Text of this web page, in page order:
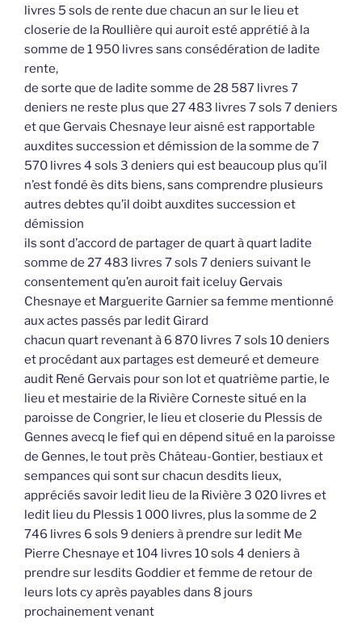
livres 5 sols de rente due chacun an sur le lieu et
closerie de la Roullière qui auroit esté apprétié à la
somme de 1 950 livres sans consédération de ladite
rente,
de sorte que de ladite somme de 28 587 livres 7
deniers ne reste plus que 27 483 livres 7 sols 7 deniers
et que Gervais Chesnaye leur aisné est rapportable
auxdites succession et démission de la somme de 7
570 livres 4 sols 3 deniers qui est beaucoup plus qu’il
n’est fondé ès dits biens, sans comprendre plusieurs
autres debtes qu’il doibt auxdites succession et
démission
ils sont d’accord de partager de quart à quart ladite
somme de 27 483 livres 7 sols 7 deniers suivant le
consentement qu’en auroit fait iceluy Gervais
Chesnaye et Marguerite Garnier sa femme mentionné
aux actes passés par ledit Girard
chacun quart revenant à 6 870 livres 7 sols 10 deniers
et procédant aux partages est demeuré et demeure
audit René Gervais pour son lot et quatrième partie, le
lieu et mestairie de la Rivière Corneste situé en la
paroisse de Congrier, le lieu et closerie du Plessis de
Gennes avecq le fief qui en dépend situé en la paroisse
de Gennes, le tout près Château-Gontier, bestiaux et
sempances qui sont sur chacun desdits lieux,
appréciés savoir ledit lieu de la Rivière 3 020 livres et
ledit lieu du Plessis 1 000 livres, plus la somme de 2
746 livres 6 sols 9 deniers à prendre sur ledit Me
Pierre Chesnaye et 104 livres 10 sols 4 deniers à
prendre sur lesdits Goddier et femme de retour de
leurs lots cy après payables dans 8 jours
prochainement venant